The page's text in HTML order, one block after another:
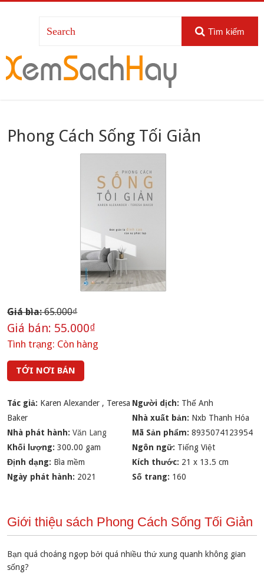
Tìm kiếm
Phong Cách Sống Tối Giản
Giá bìa:65.000₫
Giá bán: 55.000₫
Tình trạng: Còn hàng
TỚI NƠI BÁN
Tác giả: Karen Alexander , Teresa
Baker
Người dịch: Thế Anh
Nhà xuất bản: Nxb Thanh Hóa
Nhà phát hành:Văn Lang Mã Sản phẩm: 8935074123954
Khối lượng:300.00 gam Ngôn ngữ: Tiếng Việt
Định dạng: Bìa mềm Kích thước: 21 x 13.5 cm
Ngày phát hành: 2021 Số trang: 160
Giới thiệu sách Phong Cách Sống Tối Giản
Bạn quá choáng ngợp bởi quá nhiều thứ xung quanh không gian
sống?